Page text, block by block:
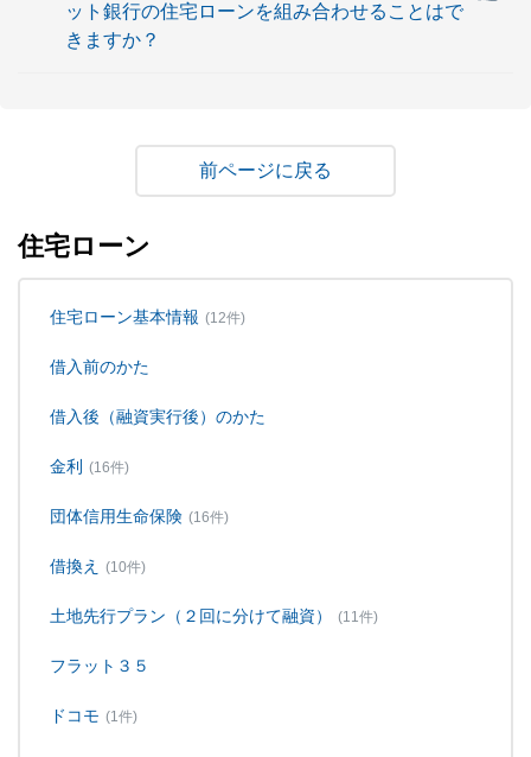
ット銀行の住宅ローンを組み合わせることはで
きますか？
戻る
住宅ローン
住宅ローン基本情報 (12件)
借入前のかた
借入後（融資実行後）のかた
金利 (16件)
団体信用生命保険 (16件)
借換え (10件)
土地先行プラン（２回に分けて融資） (11件)
フラット３５
ドコモ (1件)